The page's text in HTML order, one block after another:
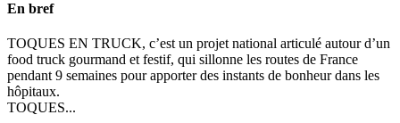
En bref
TOQUES EN TRUCK, c’est un projet national articulé autour d’un
food truck gourmand et festif, qui sillonne les routes de France
pendant 9 semaines pour apporter des instants de bonheur dans les
hôpitaux.
TOQUES...